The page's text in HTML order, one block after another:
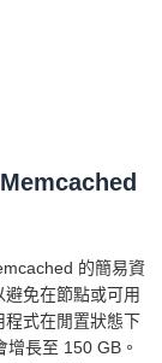
的簡易資
免在節點或可用
程式在閒置狀態下
長至 150 GB。